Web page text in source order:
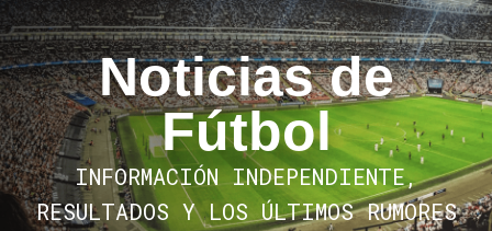
Saltar
al
contenido
Noticias de
Fútbol
INFORMACIÓN INDEPENDIENTE,
RESULTADOS Y LOS ÚLTIMOS RUMORES